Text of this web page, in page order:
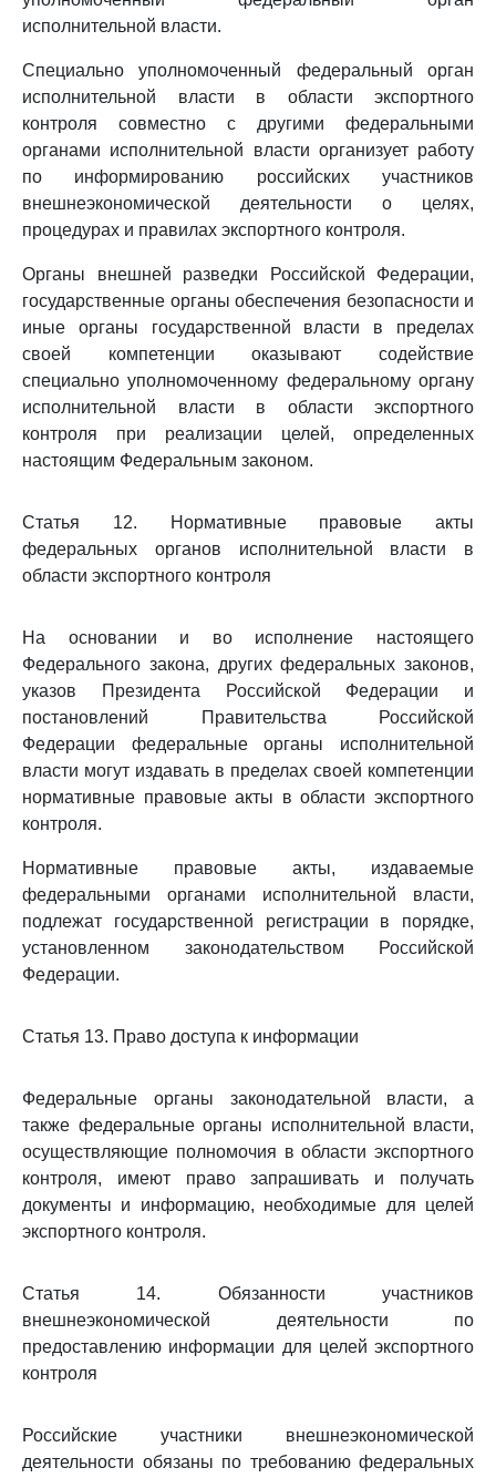
исполнительной власти.
Специально уполномоченный федеральный орган
исполнительной власти в области экспортного
контроля совместно с другими федеральными
органами исполнительной власти организует работу
по информированию российских участников
внешнеэкономической деятельности о целях,
процедурах и правилах экспортного контроля.
Органы внешней разведки Российской Федерации,
государственные органы обеспечения безопасности и
иные органы государственной власти в пределах
своей компетенции оказывают содействие
специально уполномоченному федеральному органу
исполнительной власти в области экспортного
контроля при реализации целей, определенных
настоящим Федеральным законом.
Статья 12. Нормативные правовые акты
федеральных органов исполнительной власти в
области экспортного контроля
На основании и во исполнение настоящего
Федерального закона, других федеральных законов,
указов Президента Российской Федерации и
постановлений Правительства Российской
Федерации федеральные органы исполнительной
власти могут издавать в пределах своей компетенции
нормативные правовые акты в области экспортного
контроля.
Нормативные правовые акты, издаваемые
федеральными органами исполнительной власти,
подлежат государственной регистрации в порядке,
установленном законодательством Российской
Федерации.
Статья 13. Право доступа к информации
Федеральные органы законодательной власти, а
также федеральные органы исполнительной власти,
осуществляющие полномочия в области экспортного
контроля, имеют право запрашивать и получать
документы и информацию, необходимые для целей
экспортного контроля.
Статья 14. Обязанности участников
внешнеэкономической деятельности по
предоставлению информации для целей экспортного
контроля
Российские участники внешнеэкономической
деятельности обязаны по требованию федеральных